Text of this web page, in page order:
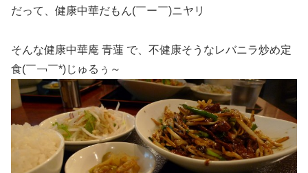
だって、健康中華だもん(￣ー￣)ニヤリ
そんな健康中華庵 青蓮 で、不健康そうなレバニラ炒め定
食(￣￢￣*)じゅるぅ～